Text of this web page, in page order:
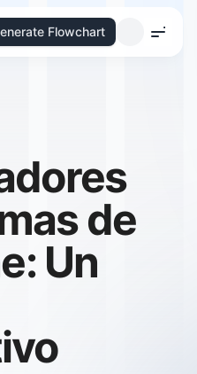
Flowchart
Menu
de
Un